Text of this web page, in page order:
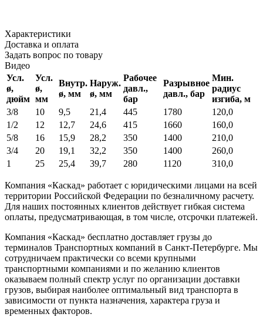
Характеристики
Доставка и оплата
Задать вопрос по товару
Видео
Усл.
ø,
дюйм
Усл.
ø,
мм
Внутр.
ø, мм
Наруж.
ø, мм
Рабочее
давл.,
бар
Разрывное
давл., бар
Мин.
радиус
изгиба, м
3/8
10 9,5 21,4 445 1780 120,0
1/2
12 12,7 24,6 415 1660 160,0
5/8
16 15,9 28,2 350 1400
210,0
3/4
20 19,1 32,2 350 1400 260,0
1
25 25,4 39,7 280 1120 310,0
Компания «Каскад» работает с юридическими лицами на всей
территории Российской Федерации по безналичному расчету.
Для наших постоянных клиентов действует гибкая система
оплаты, предусматривающая, в том числе, отсрочки платежей.
Компания «Каскад» бесплатно доставляет грузы до
терминалов Транспортных компаний в Санкт-Петербурге. Мы
сотрудничаем практически со всеми крупными
транспортными компаниями и по желанию клиентов
оказываем полный спектр услуг по организации доставки
грузов, выбирая наиболее оптимальный вид транспорта в
зависимости от пункта назначения, характера груза и
временных факторов.